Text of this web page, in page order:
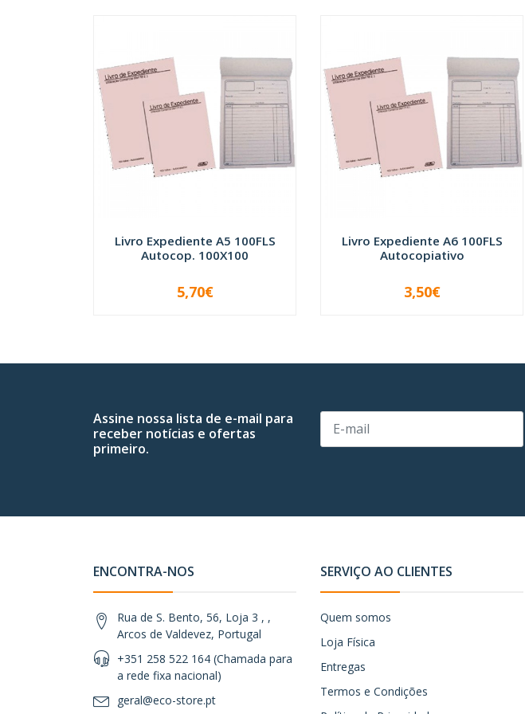
Livro Expediente A5 100FLS
Autocop. 100X100
+
5,70€
Livro Expediente A6 100FLS
Autocopiativo
+
3,50€
Assine nossa lista de e-mail para
receber notícias e ofertas
primeiro.
ENCONTRA-NOS
Rua de S. Bento, 56, Loja 3 , ,
Arcos de Valdevez, Portugal
+351 258 522 164 (Chamada para
a rede fixa nacional)
geral@eco-store.pt
SERVIÇO AO CLIENTES
Quem somos
Loja Física
Entregas
Termos e Condições